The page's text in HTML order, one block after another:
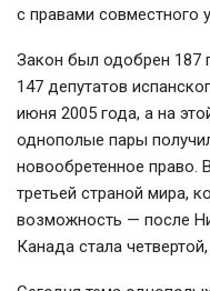
с правами совместного
Закон был одобрен 187
147 депутатов
июня 2005 года, а на
однополые пары
новообретенное право.
третьей страной мира,
возможность — после
Канада стала